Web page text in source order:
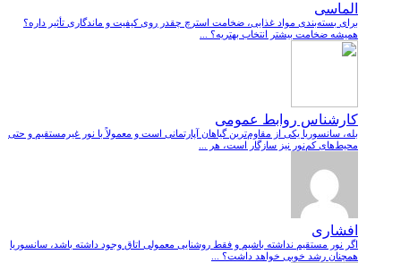
الماسی
برای بسته‌بندی مواد غذایی، ضخامت استرچ چقدر روی کیفیت و ماندگاری تأثیر داره؟
همیشه ضخامت بیشتر انتخاب بهتریه؟ ...
کارشناس روابط عمومی
بله، سانسوریا یکی از مقاوم‌ترین گیاهان آپارتمانی است و معمولاً با نور غیرمستقیم و حتی
محیط‌های کم‌نور نیز سازگار است، هر ...
افشاری
اگر نور مستقیم نداشته باشیم و فقط روشنایی معمولی اتاق وجود داشته باشد، سانسوریا
همچنان رشد خوبی خواهد داشت؟ ...